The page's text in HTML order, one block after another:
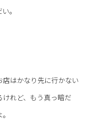
。
はかなり先に行かない
れど、もう真っ暗だ